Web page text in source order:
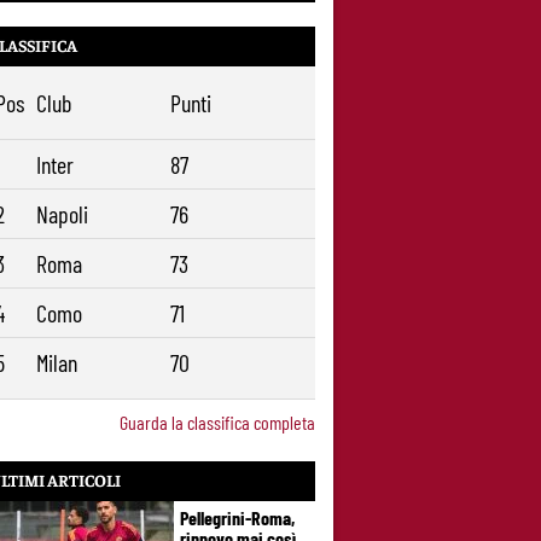
Club Punti
Inter
87
Napoli
76
Roma
73
Como
71
Milan 70
Guarda la classifica completa
ARTICOLI
Pellegrini-Roma,